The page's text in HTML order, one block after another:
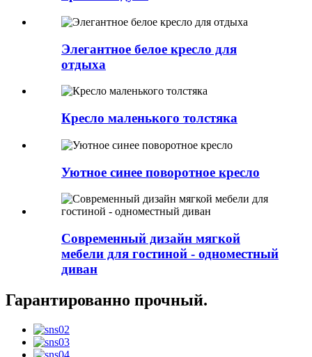
Элегантное белое кресло для
отдыха
Кресло маленького толстяка
Уютное синее поворотное кресло
Современный дизайн мягкой
мебели для гостиной - одноместный
диван
Гарантированно прочный.